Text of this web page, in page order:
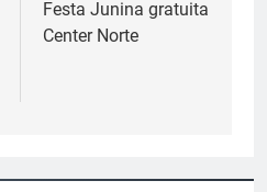
Festa Junina gratuita
Center Norte